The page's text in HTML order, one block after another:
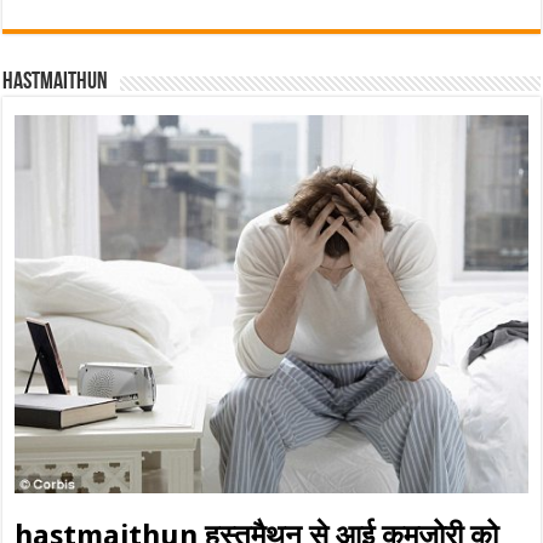
Hastmaithun
hastmaithun हस्तमैथुन से आई कमज़ोरी को